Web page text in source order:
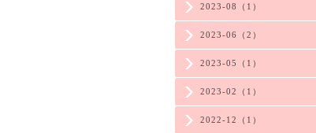
2023-08（1）
2023-06（2）
2023-05（1）
2023-02（1）
2022-12（1）